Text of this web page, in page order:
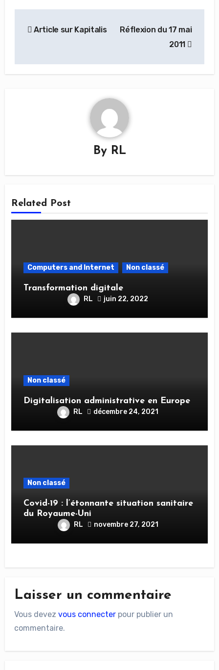
Article sur Kapitalis
Réflexion du 17 mai
2011
By RL
Related Post
Computers and Internet Non classé
Transformation digitale
RL juin 22, 2022
Non classé
Digitalisation administrative en Europe
RL décembre 24, 2021
Non classé
Covid-19 : l’étonnante situation sanitaire
du Royaume-Uni
RL novembre 27, 2021
Laisser un commentaire
Vous devezvous connecter pour publier un
commentaire.